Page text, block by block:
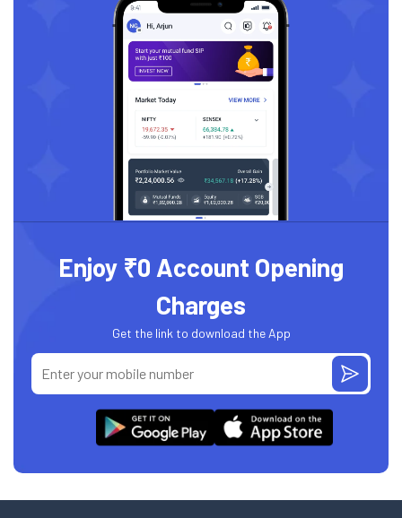
Enjoy ₹0 Account Opening
Charges
Get the link to download the App